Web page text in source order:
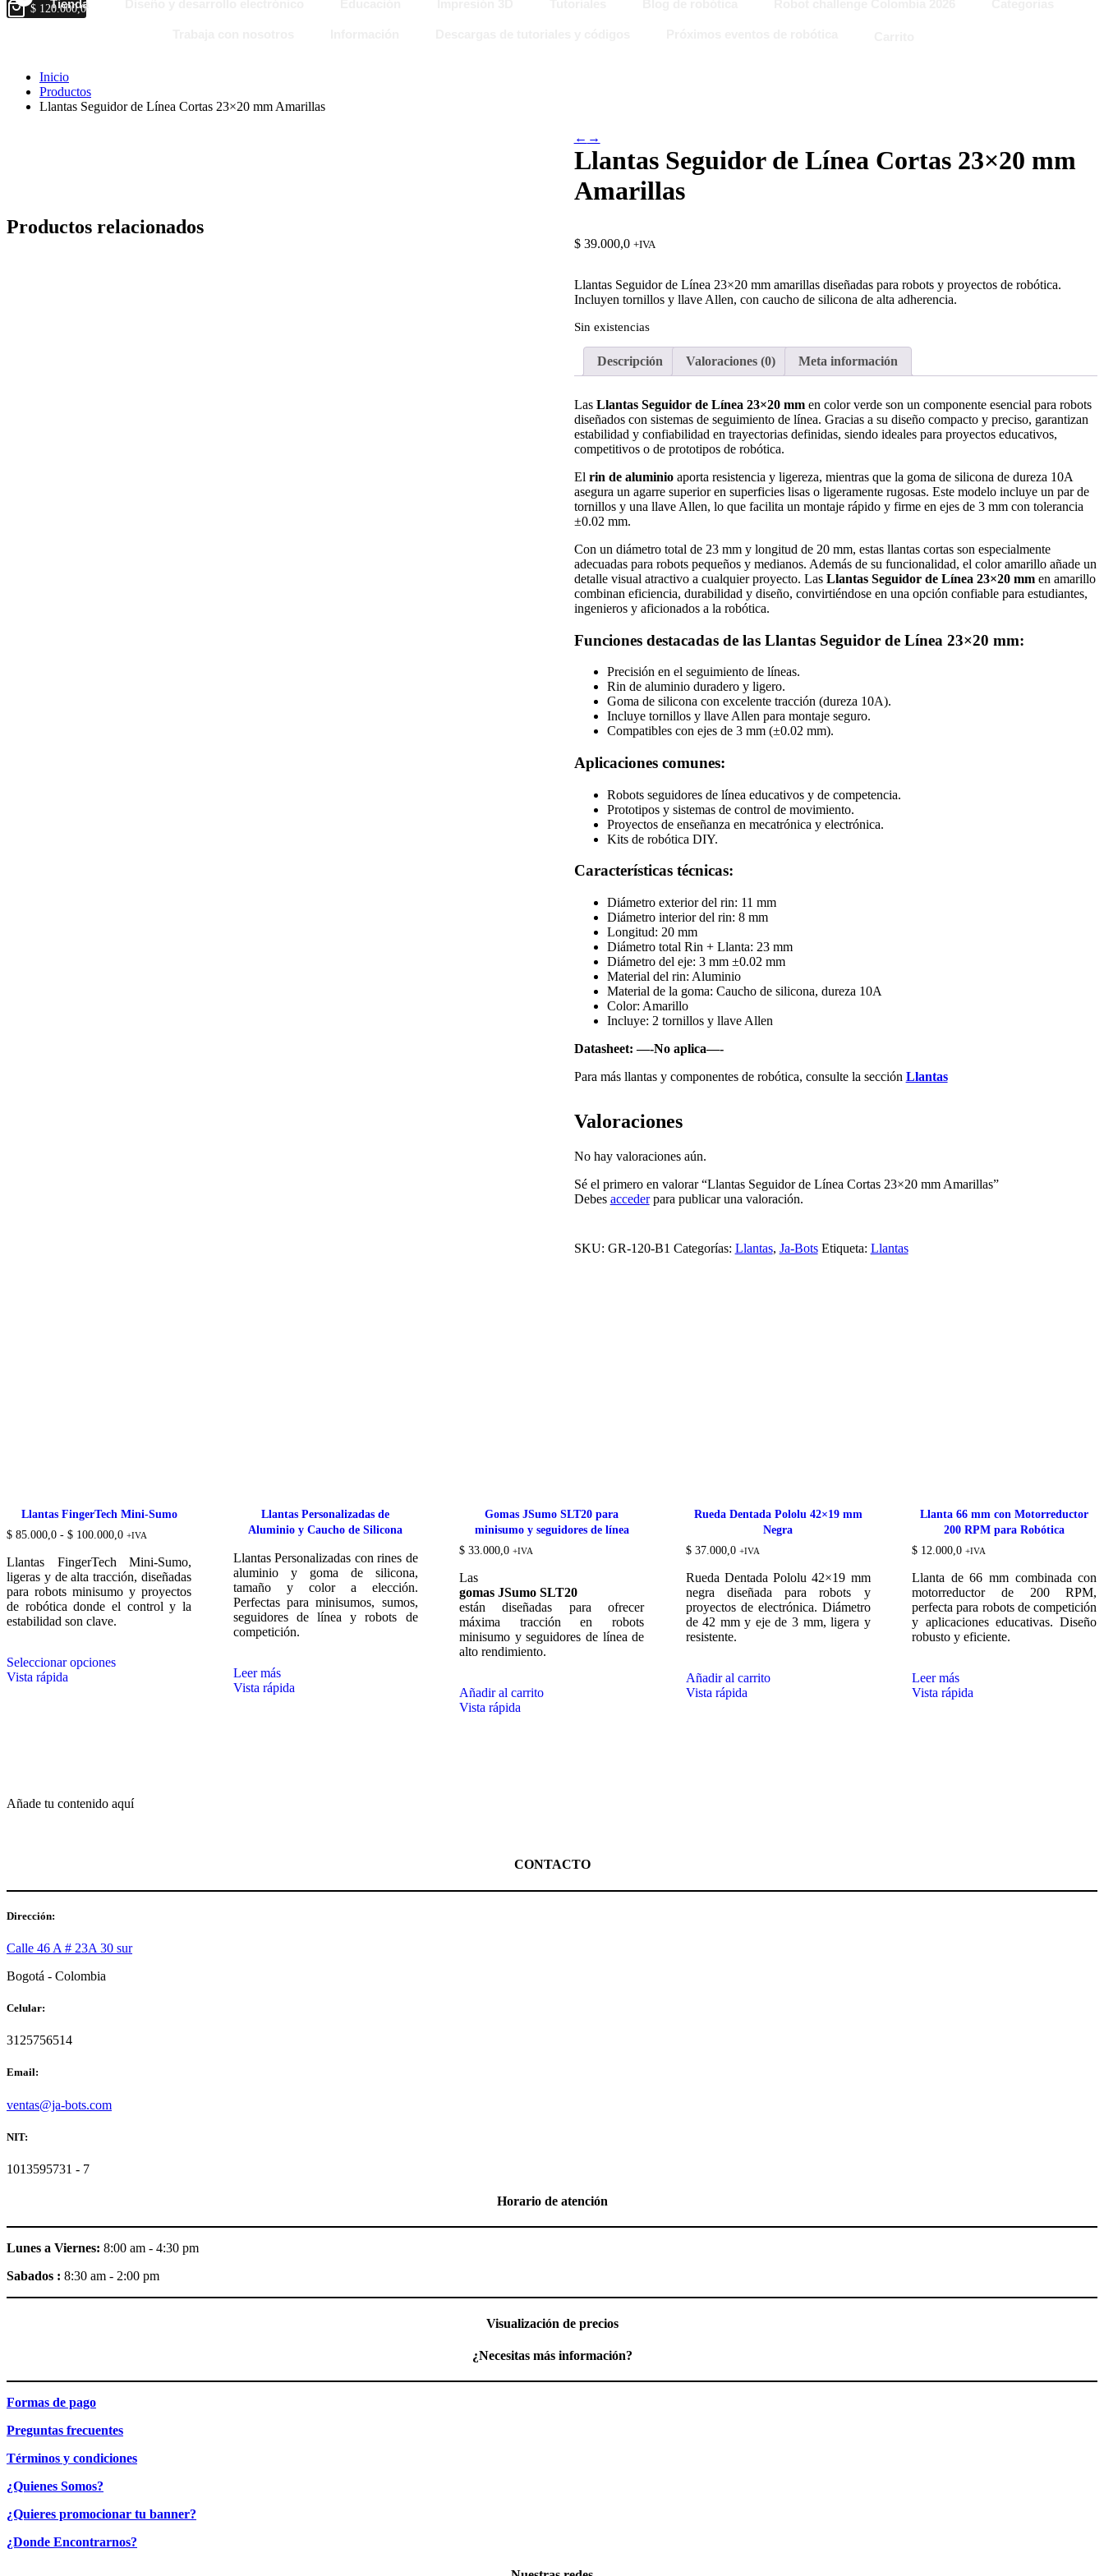
$120.000,0
Tienda
Inicio
Productos
Llantas Seguidor de Línea Cortas 23×20 mm Amarillas
← →
Llantas Seguidor de Línea Cortas 23×20 mm
Amarillas
$39.000,0 +IVA
Llantas Seguidor de Línea 23×20 mm amarillas diseñadas para robots y proyectos de robótica.
Incluyen tornillos y llave Allen, con caucho de silicona de alta adherencia.
Sin existencias
Descripción Valoraciones (0) Meta información
Las Llantas Seguidor de Línea 23×20 mmen color verde son un componente esencial para robots
diseñados con sistemas de seguimiento de línea. Gracias a su diseño compacto y preciso, garantizan
estabilidad y confiabilidad en trayectorias definidas, siendo ideales para proyectos educativos,
competitivos o de prototipos de robótica.
El rin de aluminioaporta resistencia y ligereza, mientras que la goma de silicona de dureza 10A
asegura un agarre superior en superficies lisas o ligeramente rugosas. Este modelo incluye un par de
tornillos y una llave Allen, lo que facilita un montaje rápido y firme en ejes de 3 mm con tolerancia
±0.02 mm.
Con un diámetro total de 23 mm y longitud de 20 mm, estas llantas cortas son especialmente
adecuadas para robots pequeños y medianos. Además de su funcionalidad, el color amarillo añade un
detalle visual atractivo a cualquier proyecto. Las Llantas Seguidor de Línea 23×20 mmen amarillo
combinan eficiencia, durabilidad y diseño, convirtiéndose en una opción confiable para estudiantes,
ingenieros y aficionados a la robótica.
Funciones destacadas de las Llantas Seguidor de Línea 23×20 mm:
Precisión en el seguimiento de líneas.
Rin de aluminio duradero y ligero.
Goma de silicona con excelente tracción (dureza 10A).
Incluye tornillos y llave Allen para montaje seguro.
Compatibles con ejes de 3 mm (±0.02 mm).
Aplicaciones comunes:
Robots seguidores de línea educativos y de competencia.
Prototipos y sistemas de control de movimiento.
Proyectos de enseñanza en mecatrónica y electrónica.
Kits de robótica DIY.
Características técnicas:
Diámetro exterior del rin: 11 mm
Diámetro interior del rin: 8 mm
Longitud: 20 mm
Diámetro total Rin + Llanta: 23 mm
Diámetro del eje: 3 mm ±0.02 mm
Material del rin: Aluminio
Material de la goma: Caucho de silicona, dureza 10A
Color: Amarillo
Incluye: 2 tornillos y llave Allen
Datasheet: —-No aplica—-
Para más llantas y componentes de robótica, consulte la sección Llantas
Valoraciones
No hay valoraciones aún.
Sé el primero en valorar “Llantas Seguidor de Línea Cortas 23×20 mm Amarillas”
Debes accederpara publicar una valoración.
SKU: GR-120-B1 Categorías: Llantas, Ja-Bots Etiqueta: Llantas
Productos relacionados
Llantas FingerTech Mini-Sumo
$ 85.000,0 - $ 100.000,0Rango
precios:
desde
$ 85.000,0
hasta
$ 100.000,0
+IVA
Llantas FingerTech Mini-Sumo,
ligeras y de alta tracción, diseñadas
para robots minisumo y proyectos
de robótica donde el control y la
estabilidad son clave.
Seleccionar opcionesproducto
la
Vista rápida
Llantas Personalizadas de
Aluminio y Caucho de Silicona
Llantas Personalizadas con rines de
aluminio y goma de silicona,
tamaño y color a elección.
Perfectas para minisumos, sumos,
seguidores de línea y robots de
competición.
Leer más
Vista rápida
Gomas JSumo SLT20 para
minisumo y seguidores de línea
$ 33.000,0 +IVA
Las
gomas JSumo SLT20
están diseñadas para ofrecer
máxima tracción en robots
minisumo y seguidores de línea de
alto rendimiento.
Añadir al carrito
Vista rápida
Rueda Dentada Pololu 42×19 mm
Negra
$37.000,0 +IVA
Rueda Dentada Pololu 42×19 mm
negra diseñada para robots y
proyectos de electrónica. Diámetro
de 42 mm y eje de 3 mm, ligera y
resistente.
Añadir al carrito
Vista rápida
Llanta 66 mm con Motorreductor
200 RPM para Robótica
$ 12.000,0 +IVA
Llanta de 66 mm combinada con
motorreductor de 200 RPM,
perfecta para robots de competición
y aplicaciones educativas. Diseño
robusto y eficiente.
Leer más
Vista rápida
Añade tu contenido aquí
CONTACTO
Dirección:
Calle 46 A # 23A 30 sur
Bogotá - Colombia
Celular:
3125756514
Email:
ventas@ja-bots.com
NIT:
1013595731 - 7
Horario de atención
Lunes a Viernes: 8:00 am - 4:30 pm
Sabados : 8:30 am - 2:00 pm
Visualización de precios
¿Necesitas más información?
Formas de pago
Preguntas frecuentes
Términos y condiciones
¿Quienes Somos?
¿Quieres promocionar tu banner?
¿Donde Encontrarnos?